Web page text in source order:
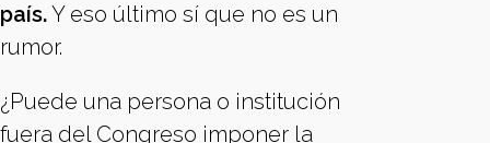
país.Y eso último sí que no es un
rumor.
¿Puede una persona o institución
fuera del Congreso imponer la